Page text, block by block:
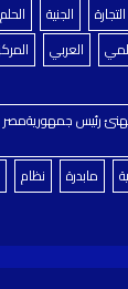
التجارة الجنية الحلم
العربي
رئيس جمهوريةمصر
مابدرة نظام